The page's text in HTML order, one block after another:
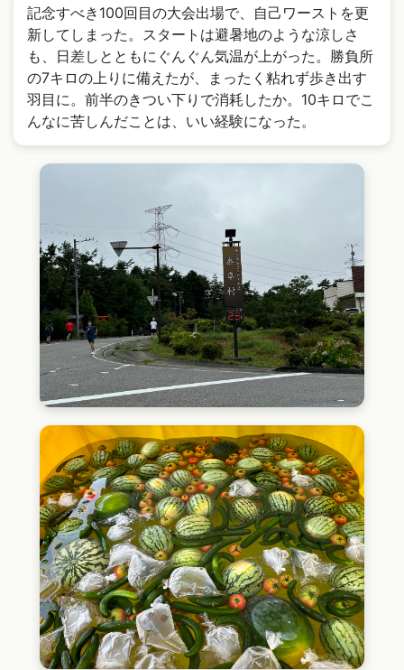
記念すべき100回目の大会出場で、自己ワーストを更
新してしまった。スタートは避暑地のような涼しさ
も、日差しとともにぐんぐん気温が上がった。勝負所
の7キロの上りに備えたが、まったく粘れず歩き出す
羽目に。前半のきつい下りで消耗したか。10キロでこ
んなに苦しんだことは、いい経験になった。